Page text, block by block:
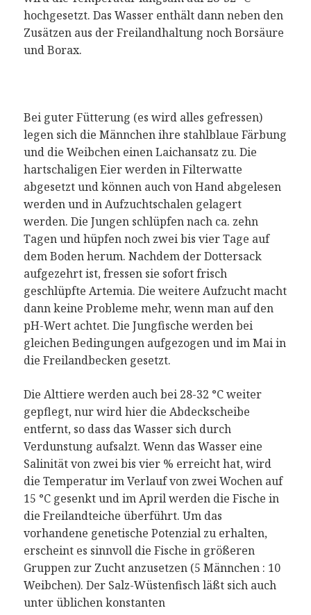
hochgesetzt. Das Wasser enthält dann neben den
Zusätzen aus der Freilandhaltung noch Borsäure
und Borax.
Bei guter Fütterung (es wird alles gefressen)
legen sich die Männchen ihre stahlblaue Färbung
und die Weibchen einen Laichansatz zu. Die
hartschaligen Eier werden in Filterwatte
abgesetzt und können auch von Hand abgelesen
werden und in Aufzuchtschalen gelagert
werden. Die Jungen schlüpfen nach ca. zehn
Tagen und hüpfen noch zwei bis vier Tage auf
dem Boden herum. Nachdem der Dottersack
aufgezehrt ist, fressen sie sofort frisch
geschlüpfte Artemia. Die weitere Aufzucht macht
dann keine Probleme mehr, wenn man auf den
pH-Wert achtet. Die Jungfische werden bei
gleichen Bedingungen aufgezogen und im Mai in
die Freilandbecken gesetzt.
Die Alttiere werden auch bei 28-32 °C weiter
gepflegt, nur wird hier die Abdeckscheibe
entfernt, so dass das Wasser sich durch
Verdunstung aufsalzt. Wenn das Wasser eine
Salinität von zwei bis vier % erreicht hat, wird
die Temperatur im Verlauf von zwei Wochen auf
15 °C gesenkt und im April werden die Fische in
die Freilandteiche überführt. Um das
vorhandene genetische Potenzial zu erhalten,
erscheint es sinnvoll die Fische in größeren
Gruppen zur Zucht anzusetzen (5 Männchen : 10
Weibchen). Der Salz-Wüstenfisch läßt sich auch
unter üblichen konstanten